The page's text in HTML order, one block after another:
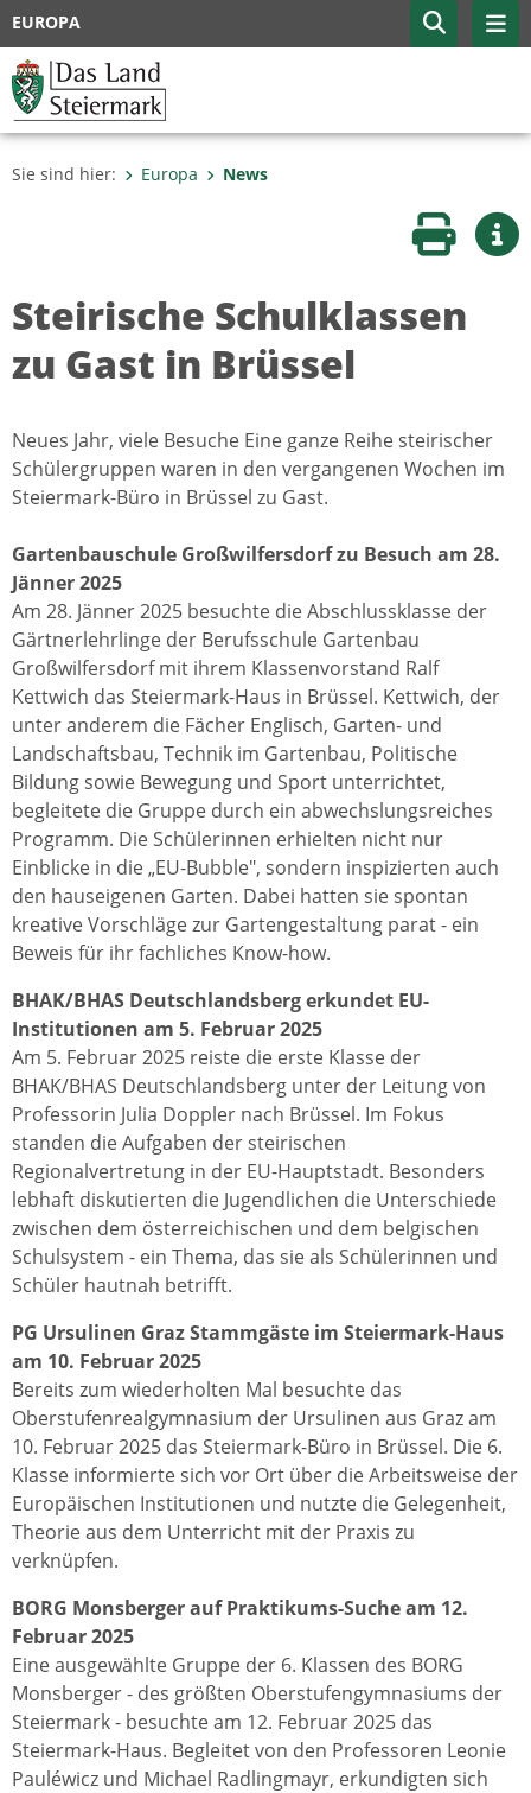
EUROPA
Sie sind hier: Europa News
Seite
Steirische Schulklassen
zu Gast in Brüssel
Neues Jahr, viele Besuche Eine ganze Reihe steirischer
Schülergruppen waren in den vergangenen Wochen im
Steiermark-Büro in Brüssel zu Gast.
Gartenbauschule Großwilfersdorf zu Besuch am 28.
Jänner 2025
Am 28. Jänner 2025 besuchte die Abschlussklasse der
Gärtnerlehrlinge der Berufsschule Gartenbau
Großwilfersdorf mit ihrem Klassenvorstand Ralf
Kettwich das Steiermark-Haus in Brüssel. Kettwich, der
unter anderem die Fächer Englisch, Garten- und
Landschaftsbau, Technik im Gartenbau, Politische
Bildung sowie Bewegung und Sport unterrichtet,
begleitete die Gruppe durch ein abwechslungsreiches
Programm. Die Schülerinnen erhielten nicht nur
Einblicke in die „EU-Bubble", sondern inspizierten auch
den hauseigenen Garten. Dabei hatten sie spontan
kreative Vorschläge zur Gartengestaltung parat - ein
Beweis für ihr fachliches Know-how.
BHAK/BHAS Deutschlandsberg erkundet EU-
Institutionen am 5. Februar 2025
Am 5. Februar 2025 reiste die erste Klasse der
BHAK/BHAS Deutschlandsberg unter der Leitung von
Professorin Julia Doppler nach Brüssel. Im Fokus
standen die Aufgaben der steirischen
Regionalvertretung in der EU-Hauptstadt. Besonders
lebhaft diskutierten die Jugendlichen die Unterschiede
zwischen dem österreichischen und dem belgischen
Schulsystem - ein Thema, das sie als Schülerinnen und
Schüler hautnah betrifft.
PG Ursulinen Graz Stammgäste im Steiermark-Haus
am 10. Februar 2025
Bereits zum wiederholten Mal besuchte das
Oberstufenrealgymnasium der Ursulinen aus Graz am
10. Februar 2025 das Steiermark-Büro in Brüssel. Die 6.
Klasse informierte sich vor Ort über die Arbeitsweise der
Europäischen Institutionen und nutzte die Gelegenheit,
Theorie aus dem Unterricht mit der Praxis zu
verknüpfen.
BORG Monsberger auf Praktikums-Suche am 12.
Februar 2025
Eine ausgewählte Gruppe der 6. Klassen des BORG
Monsberger - des größten Oberstufengymnasiums der
Steiermark - besuchte am 12. Februar 2025 das
Steiermark-Haus. Begleitet von den Professoren Leonie
Pauléwicz und Michael Radlingmayr, erkundigten sich